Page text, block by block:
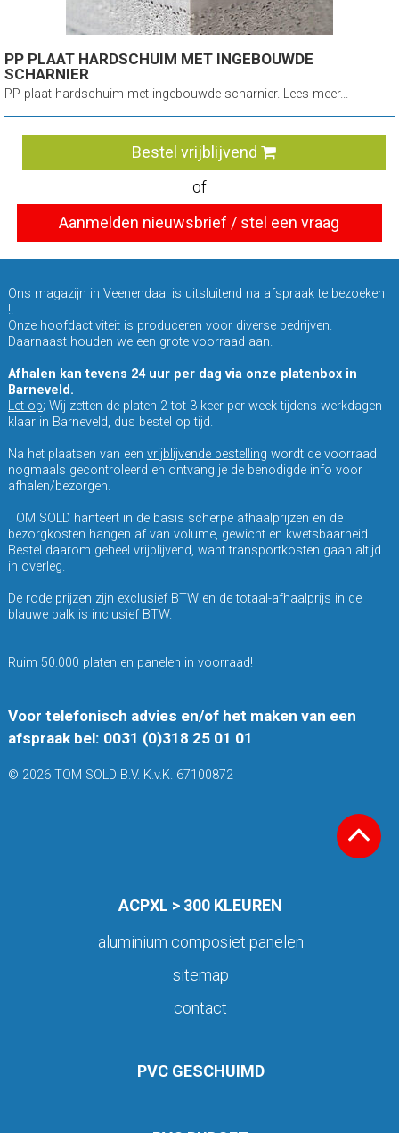
PP PLAAT HARDSCHUIM MET INGEBOUWDE
SCHARNIER
PP plaat hardschuim met ingebouwde scharnier. Lees meer...
Bestel vrijblijvend
of
Aanmelden nieuwsbrief / stel een vraag
Ons magazijn in Veenendaal is uitsluitend na afspraak te bezoeken
!!
Onze hoofdactiviteit is produceren voor diverse bedrijven.
Daarnaast houden we een grote voorraad aan.
Afhalen kan tevens 24 uur per dag via onze platenbox in
Barneveld.
Let op; Wij zetten de platen 2 tot 3 keer per week tijdens werkdagen
klaar in Barneveld, dus bestel op tijd.
Na het plaatsen van een vrijblijvende bestelling wordt de voorraad
nogmaals gecontroleerd en ontvang je de benodigde info voor
afhalen/bezorgen.
TOM SOLD hanteert in de basis scherpe afhaalprijzen en de
bezorgkosten hangen af van volume, gewicht en kwetsbaarheid.
Bestel daarom geheel vrijblijvend, want transportkosten gaan altijd
in overleg.
De rode prijzen zijn exclusief BTW en de totaal-afhaalprijs in de
blauwe balk is inclusief BTW.
Ruim 50.000 platen en panelen in voorraad!
Voor telefonisch advies en/of het maken van een
afspraak bel: 0031 (0)318 25 01 01
© 2026 TOM SOLD B.V. K.v.K. 67100872
ACPXL > 300 KLEUREN
aluminium composiet panelen
sitemap
contact
PVC GESCHUIMD